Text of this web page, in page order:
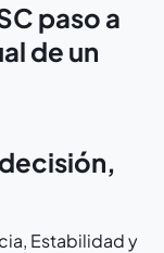
paso a
de un
Estabilidad y